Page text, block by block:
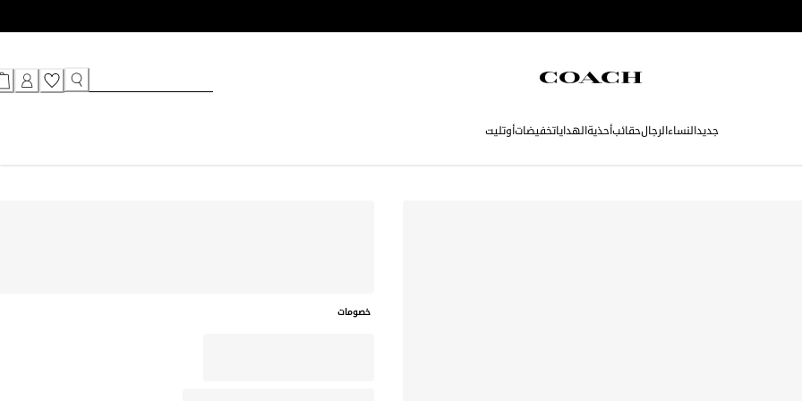
جديدالنساءالرجالحقائبأحذيةالهداياتخفيضاتأوتليت
خصومات